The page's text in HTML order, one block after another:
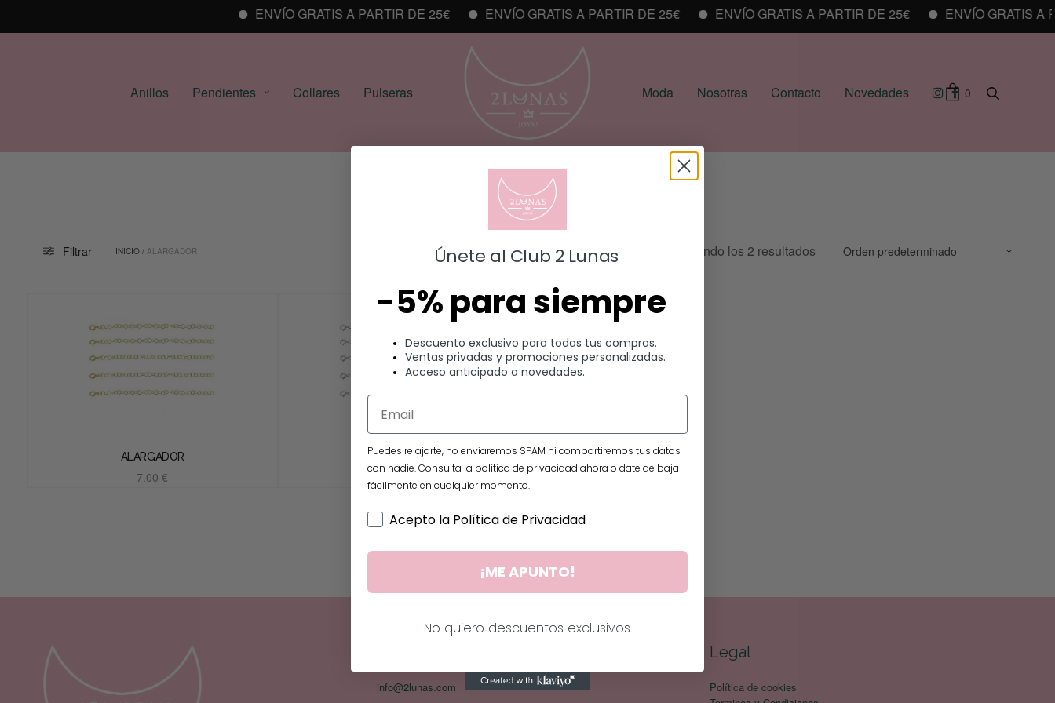
ENVÍO GRATIS A PARTIR DE 25€ ENVÍO GRATIS A PARTIR DE 25€ ENVÍO GRATIS A PARTIR DE 25€ ENVÍO GRATIS A
Anillos Pendientes Collares Pulseras Moda Nosotras Contacto Novedades 0
Alargador
Filtrar INICIO / ALARGADOR Mostrando los 2 resultados
ALARGADOR
7.00€
ALARGADOR
7.00€
info@2lunas.com
Legal
Política de cookies
Únete al Club 2 Lunas
-5% para siempre
Descuento exclusivo para todas tus compras.
Ventas privadas y promociones personalizadas.
Acceso anticipado a novedades.
Puedes relajarte, no enviaremos SPAM ni compartiremos tus datos
con nadie. Consulta la política de privacidad ahora o date de baja
fácilmente en cualquier momento.
Acepto la Política de Privacidad
¡ME APUNTO!
No quiero descuentos exclusivos.